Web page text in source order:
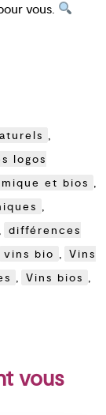
vous.
,
logos
et bios ,
,
, différences
vins bio , Vins
, Vins bios ,
vous